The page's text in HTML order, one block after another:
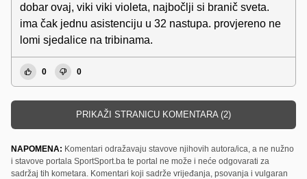
dobar ovaj, viki viki violeta, najbočlji si branič sveta.
ima čak jednu asistenciju u 32 nastupa. provjereno ne
lomi sjedalice na tribinama.
0 0
PRIKAŽI STRANICU KOMENTARA (2)
NAPOMENA: Komentari odražavaju stavove njihovih autora/ica, a ne nužno
i stavove portala SportSport.ba te portal ne može i neće odgovarati za
sadržaj tih kometara. Komentari koji sadrže vrijeđanja, psovanja i vulgaran